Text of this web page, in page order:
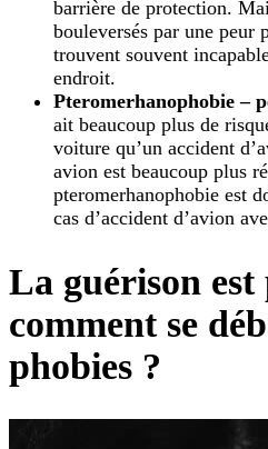
barrière de protection.
bouleversés par une peur
trouvent souvent
endroit.
Pteromerhanophobie –
ait beaucoup plus de
voiture qu’un accident
avion est beaucoup plus
pteromerhanophobie est
cas d’accident d’avion
La guérison est
comment se
phobies ?